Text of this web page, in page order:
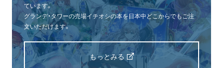
ています。
グランデ・タワーの売場イチオシの本を日本中どこからでもご注
文いただけます。
もっとみる